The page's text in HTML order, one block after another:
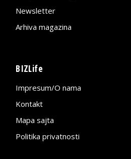
Newsletter
Arhiva magazina
BIZLife
Impresum/O nama
Kontakt
Mapa sajta
Politika privatnosti